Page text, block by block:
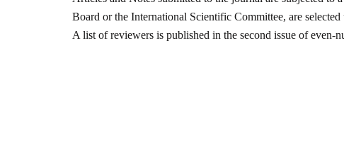
Board or the International Scientific Committee, are
A list of reviewers is published in the second issue of even-